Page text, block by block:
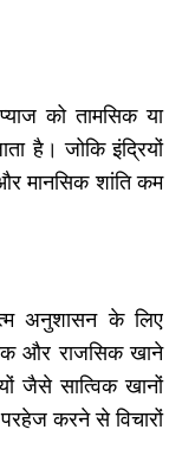
को तामसिक या
है। जोकि इंद्रियों
मानसिक शांति कम
अनुशासन के लिए
और राजसिक खाने
जैसे सात्विक खानों
करने से विचारों